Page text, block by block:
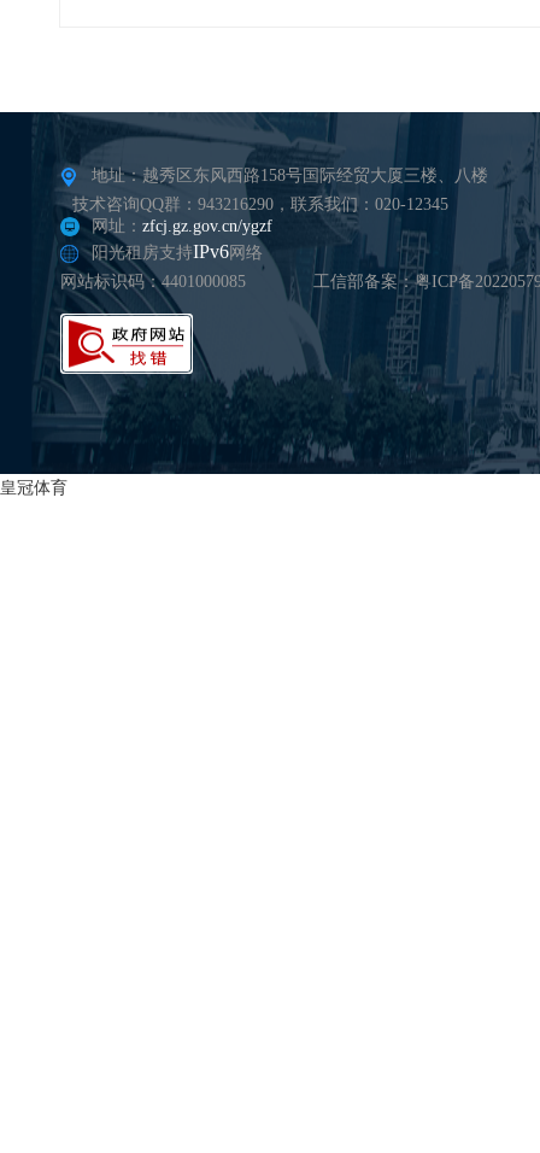
地址：越秀区东风西路158号国际经贸大厦三楼、八楼
技术咨询QQ群：943216290，联系我们：020-12345
网址： zfcj.gz.gov.cn/ygzf
阳光租房支持IPv6网络
网站标识码：4401000085
工信部备案：粤ICP备
皇冠体育